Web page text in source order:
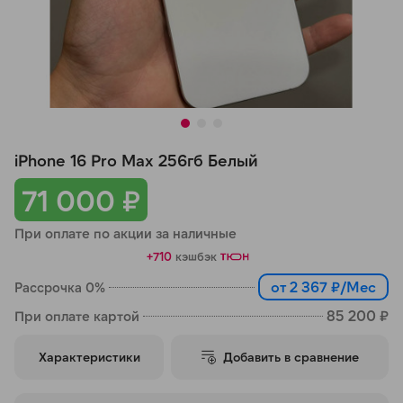
71 000 ₽
При оплате по акции за наличные
+710 кэшбэк
Рассрочка 0% от 2 367 ₽/Мес
При оплате картой 85 200 ₽
iPhone 16 Pro Max 256гб Белый
Характеристики Добавить в сравнение
Добавляйте товары
Оплачивайте сегодня только
% картой любого банка
Получайте товар
выбранный способом
списыватьсяс вашей карты
по25%каждые 2 недели